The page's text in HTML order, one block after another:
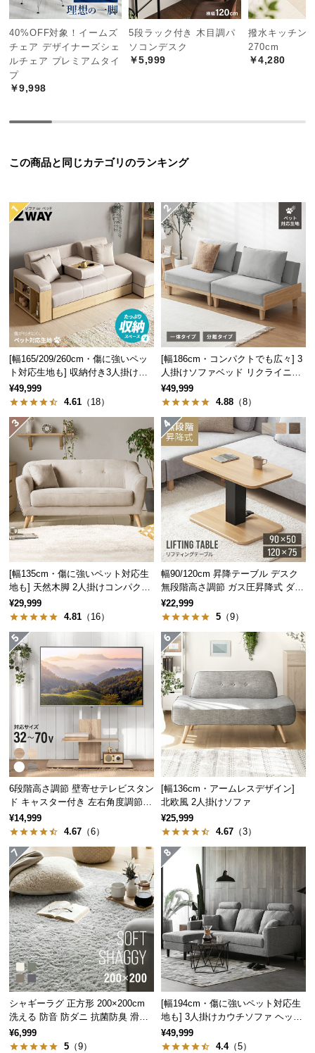
中
型
商
品
配
に
て
小
型
品
の
配
送
に
つ
い
て
開
設
置
サ
ー
ビ
ス
に
つ
て
搬
入
経
路
に
品・
キ
ャ
ン
セ
ル
に
つ
い
て
保
証
に
つ
い
て
シンプルで広々とした天板
一切の無駄を省いた天板は書物を思いっきり広げる
ことができ、サクサクと作業を進めることができま
す。
天板幅 天板奥行
90㎝ 45㎝
すぐに手の届く便利な収納
機能性にこだわったラックとチェスト。よく使うも
のを近くに収納することで、作業も効率的に。
2枚の可動棚でぴったり収納
11段階の細かな調整ができる棚が2枚付属！A4ファ
イルや写真立てなどの小物もぴったり収納できま
す。
40%OFF対象！イームズ
チェア デザイナーズシェ
ルチェア プレミアムタイ
プ
￥9,998
5段ラック付き 木目調パ
ソコンデスク
￥5,999
撥水キッチン
270cm
￥4,280
この商品と同じカテゴリのランキング
[幅165/209/260cm・傷に強いペッ
ト対応生地も] 収納付き3人掛け多
機能ソファ
¥49,999
4.61 （18）
[幅186cm・コンパクトでも広々] 3
人掛けソファベッド リクライニン
グ 天然木フレーム 北欧
¥49,999
4.88 （8）
[幅135cm・傷に強いペット対応生
地も] 天然木脚 2人掛けコンパクト
ソファ 北欧風
¥29,999
4.81 （16）
幅90/120cm 昇降テーブル デスク
無段階高さ調節 ガス圧昇降式 ダイ
ニング 高さ55~70cm
¥22,999
5 （9）
6段階高さ調節 壁寄せテレビスタン
ド キャスター付き 左右角度調節機
能
¥14,999
4.67 （6）
[幅136cm・アームレスデザイン]
北欧風 2人掛けソファ
¥25,999
4.67 （3）
シャギーラグ 正方形 200×200cm
洗える 防音 防ダニ 抗菌防臭 滑り
止め付き
¥6,999
5 （9）
[幅194cm・傷に強いペット対応生
地も] 3人掛けカウチソファ ヘッド
レスト付 レイアウト自由 広々設計
¥49,999
4.4（5）